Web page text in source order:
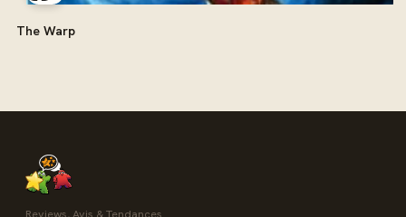
The Warp
Reviews, Avis & Tendances